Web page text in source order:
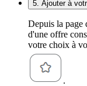
5. Ajouter à
Depuis la page
d'une offre
votre choix à
.